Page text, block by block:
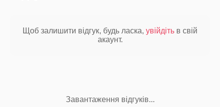
Щоб залишити відгук, будь ласка, увійдіть в свій
акаунт.
Завантаження відгуків...